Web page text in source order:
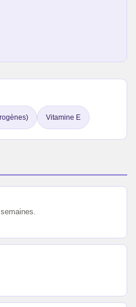
Vitamine E